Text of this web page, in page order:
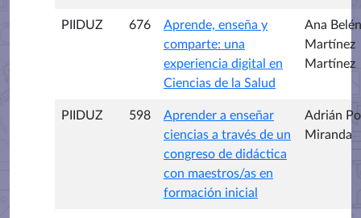
PIIDUZ 676
Aprende, enseña y
comparte: una
experiencia digital en
Ciencias de la Salud
Ana Belén
Martínez
Martínez
PIIDUZ 598
Aprender a enseñar
ciencias a través de un
congreso de didáctica
con maestros/as en
formación inicial
Adrián
Miranda